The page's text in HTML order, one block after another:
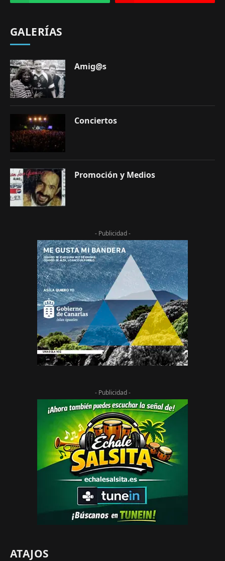
GALERÍAS
Amig@s
Conciertos
Promoción y Medios
- Publicidad -
- Publicidad -
ATAJOS